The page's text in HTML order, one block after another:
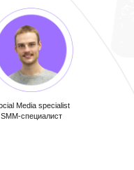
Media specialist
SMM-специалист